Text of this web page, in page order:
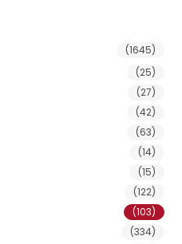
(1645)
(25)
(27)
(42)
(63)
(14)
(15)
(122)
(103)
(334)